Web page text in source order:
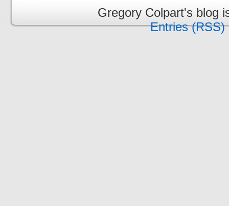
Gregory Colpart's blog
Entries (RSS)